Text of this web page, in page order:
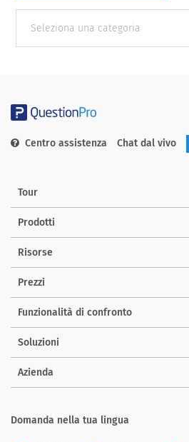
categories
Centro assistenza Chat dal vivo
Tour
Prodotti
Risorse
Prezzi
Funzionalità di confronto
Soluzioni
Azienda
Domanda nella tua lingua